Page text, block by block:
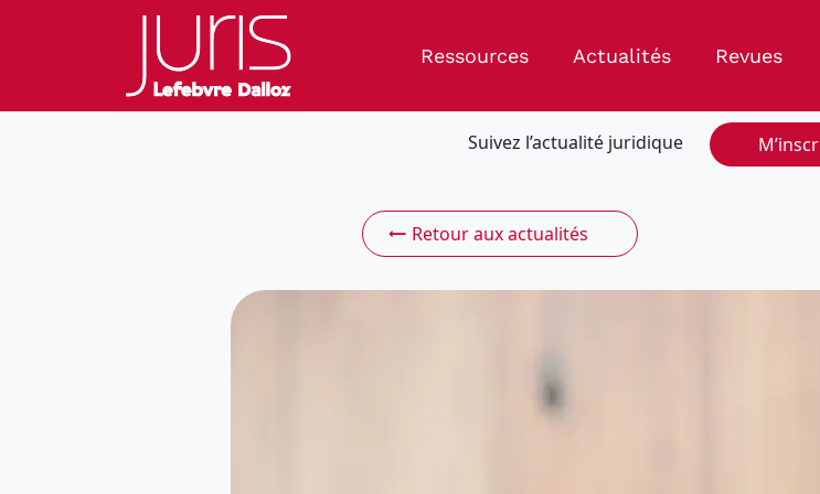
Ressources Actualités Revues
Suivez l’actualité juridique
Retour aux actualités